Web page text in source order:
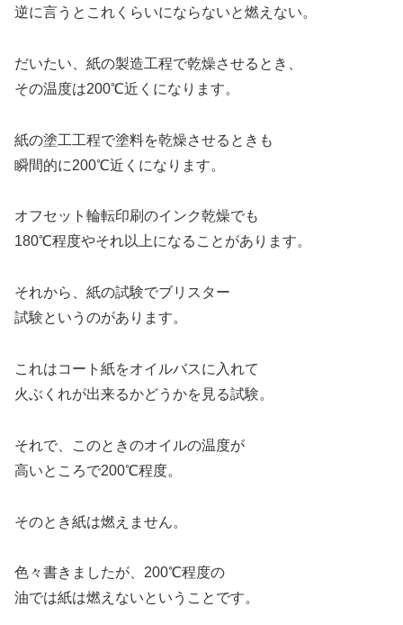
逆に言うとこれくらいにならないと燃えない。
だいたい、紙の製造工程で乾燥させるとき、
その温度は200℃近くになります。
紙の塗工工程で塗料を乾燥させるときも
瞬間的に200℃近くになります。
オフセット輪転印刷のインク乾燥でも
180℃程度やそれ以上になることがあります。
それから、紙の試験でブリスター
試験というのがあります。
これはコート紙をオイルバスに入れて
火ぶくれが出来るかどうかを見る試験。
それで、このときのオイルの温度が
高いところで200℃程度。
そのとき紙は燃えません。
色々書きましたが、200℃程度の
油では紙は燃えないということです。